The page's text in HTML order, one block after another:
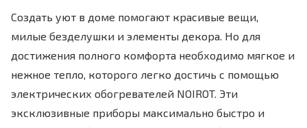
Создать уют в доме помогают красивые вещи,
милые безделушки и элементы декора. Но для
достижения полного комфорта необходимо мягкое и
нежное тепло, которого легко достичь с помощью
электрических обогревателей NOIROT. Эти
эксклюзивные приборы максимально быстро и